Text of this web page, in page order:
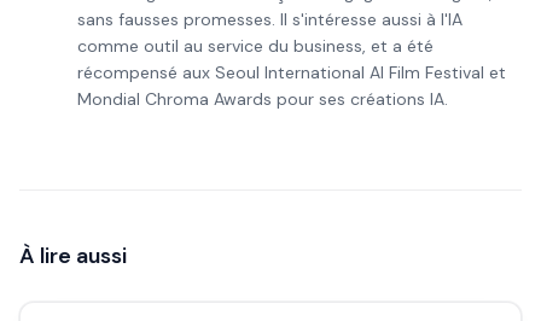
sans fausses promesses. Il s'intéresse aussi à l'IA
comme outil au service du business, et a été
récompensé aux Seoul International AI Film Festival et
Mondial Chroma Awards pour ses créations IA.
À lire aussi